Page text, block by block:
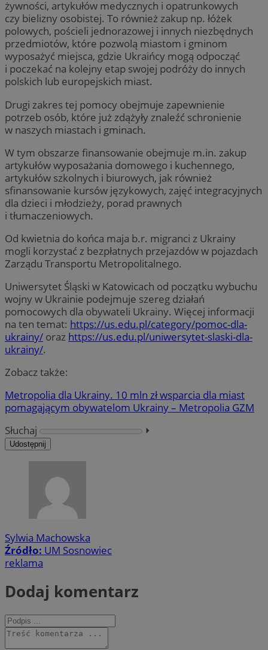
żywności, artykułów medycznych i opatrunkowych
czy bielizny osobistej. To również zakup np. łóżek
polowych, pościeli jednorazowej i innych niezbędnych
przedmiotów, które pozwolą miastom i gminom
wyposażyć miejsca, gdzie Ukraińcy mogą odpocząć
i poczekać na kolejny etap swojej podróży do innych
polskich lub europejskich miast.
Drugi zakres tej pomocy obejmuje zapewnienie
potrzeb osób, które już zdążyły znaleźć schronienie
w naszych miastach i gminach.
W tym obszarze finansowanie obejmuje m.in. zakup
artykułów wyposażania domowego i kuchennego,
artykułów szkolnych i biurowych, jak również
sfinansowanie kursów językowych, zajęć integracyjnych
dla dzieci i młodzieży, porad prawnych
i tłumaczeniowych.
Od kwietnia do końca maja b.r. migranci z Ukrainy
mogli korzystać z bezpłatnych przejazdów w pojazdach
Zarządu Transportu Metropolitalnego.
Uniwersytet Śląski w Katowicach od początku wybuchu
wojny w Ukrainie podejmuje szereg działań
pomocowych dla obywateli Ukrainy. Więcej informacji
na ten temat: https://us.edu.pl/category/pomoc-dla-
ukrainy/ oraz https://us.edu.pl/uniwersytet-slaski-dla-
ukrainy/.
Zobacz także:
Metropolia dla Ukrainy. 10 mln zł wsparcia dla miast
pomagającym obywatelom Ukrainy – Metropolia GZM
Słuchaj
⏵︎
Udostępnij
Sylwia Machowska
Źródło: UM Sosnowiec
reklama
Dodaj komentarz